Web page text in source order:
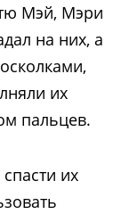
Мэй, Мэри
на них, а
их
пальцев.
их